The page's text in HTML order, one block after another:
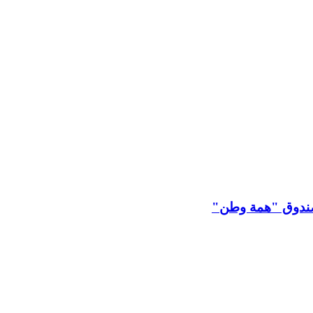
لصندوق "همة وطن"